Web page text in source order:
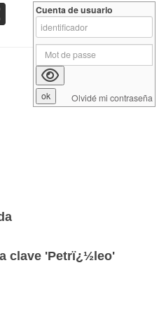
clave 'Petrï¿½leo'
Cuenta de usuario
Olvidé mi contraseña